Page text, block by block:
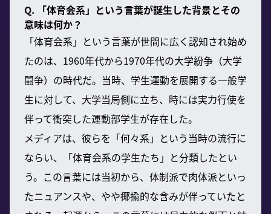
Q. 「体育会系」という言葉が誕生した背景とその
意味は何か？
「体育会系」という言葉が世間に広く認知され始め
たのは、1960年代から1970年代の大学紛争（大学
闘争）の時代だ。当時、学生運動を展開する一般学
生に対して、大学当局側に立ち、時には実力行使を
伴って衝突した運動部学生が存在した。
メディアは、彼らを「何々系」という当時の流行に
ならい、「体育会系の学生たち」と分類したとい
う。この言葉には当初から、体制派で肉体派といっ
たニュアンスや、やや揶揄的な含みが伴っていたと